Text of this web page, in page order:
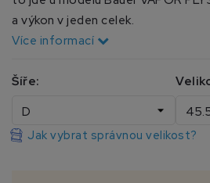
a výkon v jeden celek.
Více informací
Šíře:
Jak vybrat správnou velikost?